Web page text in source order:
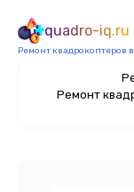
quadro-iq.ru
Ремонт квадрокоптеров
Ремонт